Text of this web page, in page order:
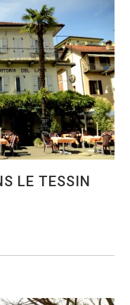
LE TESSIN